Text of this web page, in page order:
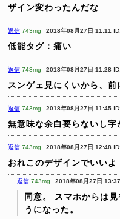
ザイン変わったんだな
返信 743mg 2018年08月27日 11:11
低能タグ：痛い
返信 743mg 2018年08月27日 11:28
スンゲェ見にくいから、前
返信 743mg 2018年08月27日 11:45
無意味な余白要らないし字
返信 743mg 2018年08月27日 12:48
おれこのデザインでいいよ
返信 743mg 2018年08月27日 13:37
同意。 スマホからは見
うになった。